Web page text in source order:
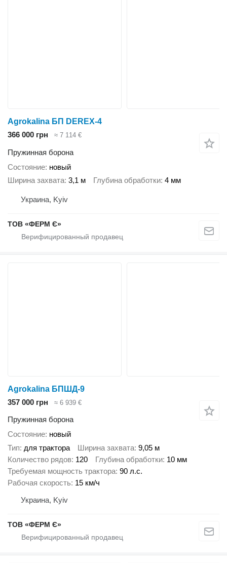
Agrokalina БП DEREX-4
366 000 грн
≈ 7 114 €
Пружинная борона
Состояние новый
Ширина захвата 3,1 м Глубина обработки 4 мм
Украина, Kyiv
ТОВ «ФЕРМ Є»
Agrokalina БПШД-9
357 000 грн
≈ 6 939 €
Пружинная борона
Состояние новый
Тип для трактора Ширина захвата 9,05 м
Количество рядов 120 Глубина обработки 10 мм
Требуемая мощность трактора 90 л.с.
Рабочая скорость 15 км/ч
Украина, Kyiv
ТОВ «ФЕРМ Є»